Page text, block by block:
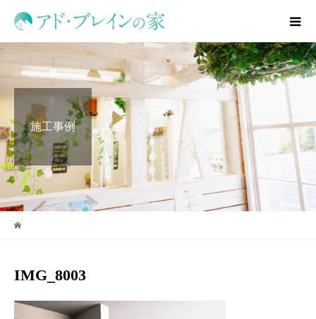
施工事例
IMG_8003